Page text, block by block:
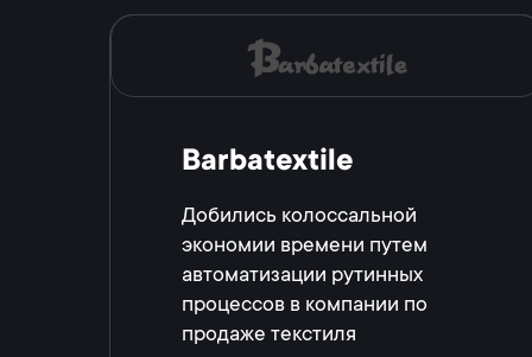
Barbatextile
Добились колоссальной
экономии времени путем
автоматизации рутинных
процессов в компании по
продаже текстиля